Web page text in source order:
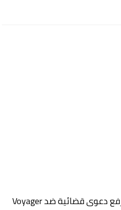
هناك مشكلة قانونية جديدة تتعلق بـ Meta ، لأن عملاق التكنولوجيا الآن قد رفع دعوى قضائية ضد Voyager